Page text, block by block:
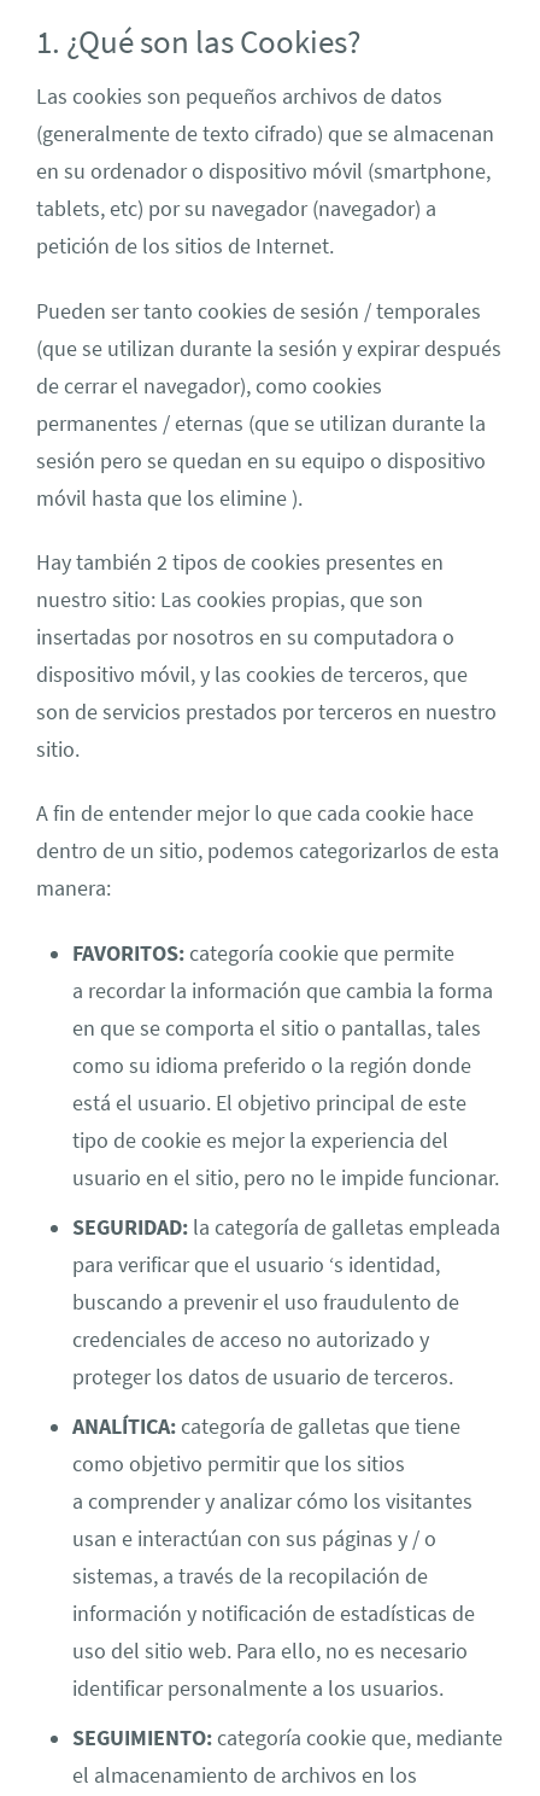
1. ¿Qué son las Cookies?
Las cookies son pequeños archivos de datos
(generalmente de texto cifrado) que se almacenan
en su ordenador o dispositivo móvil (smartphone,
tablets, etc) por su navegador (navegador) a
petición de los sitios de Internet.
Pueden ser tanto cookies de sesión / temporales
(que se utilizan durante la sesión y expirar después
de cerrar el navegador), como cookies
permanentes / eternas (que se utilizan durante la
sesión pero se quedan en su equipo o dispositivo
móvil hasta que los elimine ).
Hay también 2 tipos de cookies presentes en
nuestro sitio: Las cookies propias, que son
insertadas por nosotros en su computadora o
dispositivo móvil, y las cookies de terceros, que
son de servicios prestados por terceros en nuestro
sitio.
A fin de entender mejor lo que cada cookie hace
dentro de un sitio, podemos categorizarlos de esta
manera:
FAVORITOS:categoría cookie que permite
a recordar la información que cambia la forma
en que se comporta el sitio o pantallas, tales
como su idioma preferido o la región donde
está el usuario. El objetivo principal de este
tipo de cookie es mejor la experiencia del
usuario en el sitio, pero no le impide funcionar.
SEGURIDAD: la categoría de galletas empleada
para verificar que el usuario ‘s identidad,
buscando a prevenir el uso fraudulento de
credenciales de acceso no autorizado y
proteger los datos de usuario de terceros.
ANALÍTICA:categoría de galletas que tiene
como objetivo permitir que los sitios
a comprender y analizar cómo los visitantes
usan e interactúan con sus páginas y / o
sistemas, a través de la recopilación de
información y notificación de estadísticas de
uso del sitio web. Para ello, no es necesario
identificar personalmente a los usuarios.
SEGUIMIENTO:categoría cookie que, mediante
el almacenamiento de archivos en los